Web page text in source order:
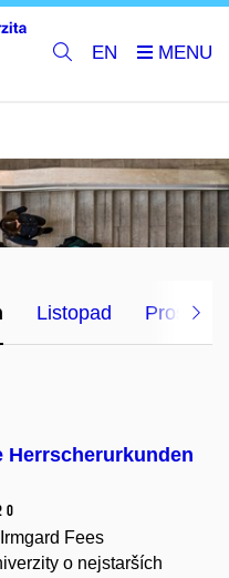
EN
Listopad Prosinec
Herrscherurkunden
Fees
o nejstarších